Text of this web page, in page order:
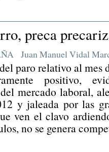
preca
Juan Manuel Vidal
paro relativo al mes
positivo,
mercado laboral,
y jaleada por las
ven el clavo
no se genera